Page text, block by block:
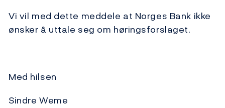
Vi vil med dette meddele at Norges Bank ikke
ønsker å uttale seg om høringsforslaget.
Med hilsen
Sindre Weme